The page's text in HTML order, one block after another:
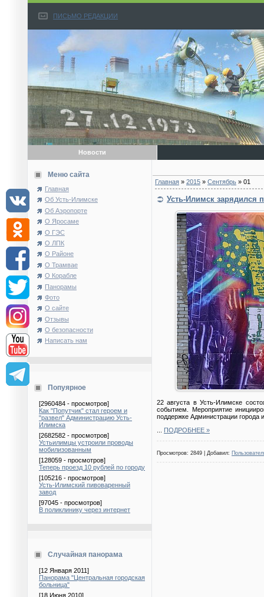
ПИСЬМО РЕДАКЦИИ
Новости
Меню сайта
Главная
Об Усть-Илимске
Об Аэропорте
О Яросаме
О ГЭС
О ЛПК
О Районе
О Трамвае
О Корабле
Панорамы
Фото
О сайте
Отзывы
О безопасности
Написать нам
Попуярное
[2960484 - просмотров]
Как "Попутчик" стал героем и
"развел" Администрацию Усть-
Илимска
[2682582 - просмотров]
Устьилимцы устроили проводы
мобилизованным
[128059 - просмотров]
Теперь проезд 10 рублей по городу
[105216 - просмотров]
Усть-Илимский пивоваренный
завод
[97045 - просмотров]
В поликлинику через интернет
Случайная панорама
[12 Января 2011]
Панорама "Центральная городская
больница"
[18 Июня 2010]
Главная » 2015 » Сентябрь » 01
Усть-Илимск зарядился
22 августа в Усть-Илимске
событием. Мероприятие
поддержке Администрации города
ПОДРОБНЕЕ »
Просмотров: 2849 | Добавил: